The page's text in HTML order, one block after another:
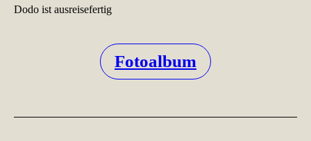
Dodo ist ausreisefertig
Fotoalbum